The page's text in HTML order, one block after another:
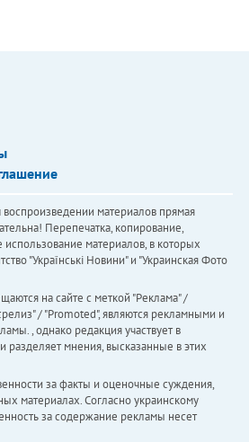
материалов прямая
Перепечатка, копирование,
материалов, в которых
"Українськi Новини" и "Украинская Фото
на сайте с меткой "Реклама" /
/ "Promoted", являются рекламными и
, однако редакция участвует в
разделяет мнения, высказанные в этих
за факты и оценочные суждения,
материалах. Согласно украинскому
за содержание рекламы несет